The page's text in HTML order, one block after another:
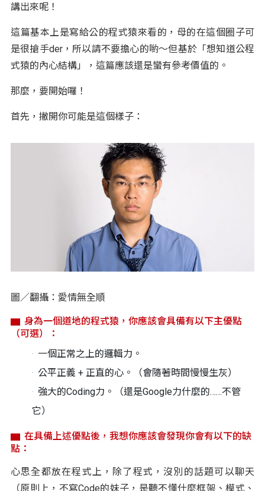
講出來呢！
這篇基本上是寫給公的程式猿來看的，母的在這個圈子可
是很搶手der，所以請不要擔心的喲～但基於「想知道公程
式猿的內心結構」，這篇應該還是蠻有參考價值的。
那麼，要開始囉！
首先，撇開你可能是這個樣子：
圖／翻攝：愛情無全順
身為一個道地的程式猿，你應該會具備有以下主優點
（可選）：
一個正常之上的邏輯力。
公平正義 + 正直的心。（會隨著時間慢慢生灰）
強大的Coding力。（還是Google力什麼的……不管
它）
在具備上述優點後，我想你應該會發現你會有以下的缺
點：
心思全都放在程式上，除了程式，沒別的話題可以聊天
（原則上，不寫Code的妹子，是聽不懂什麼框架、模式、